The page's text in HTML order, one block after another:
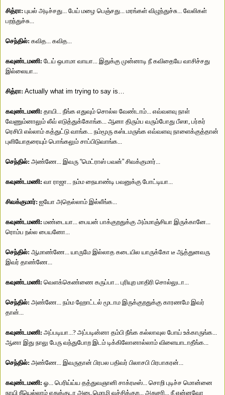
சித்ரா: புயல் அடிச்சது... பேய் மழை பெஞ்சது... மரங்கள் விழுந்துச்சு... வேலிகள்
பறந்துச்சு...
செந்தில்: கவித... கவித...
கவுண்டமணி: டேய் ஒபாமா வாயா... இதுக்கு முன்னாடி நீ கவிதையே வாசிச்சது
இல்லையா...
சித்ரா: Actually what im trying to say is…
கவுண்டமணி: தாயி... நீங்க எதுவும் சொல்ல வேண்டாம்... எவ்வளவு நாள்
வேணும்னாலும் லீவ் எடுத்துக்கோங்க... ஆனா திரும்ப வரும்போது பீஸா, பர்கர்
ரெசிபி எல்லாம் கத்துட்டு வாங்க... நம்மூரு கஸ்டமருங்க எவ்வளவு நாளைக்குத்தான்
புளியோதரையும் பொங்கலும் சாப்பிடுவாங்க...
செந்தில்: அண்ணே... இவரு “மெட்ராஸ் பவன்” சிவக்குமார்...
கவுண்டமணி: வா ராஜா... நம்ம நையாண்டி பவனுக்கு போட்டியா...
சிவக்குமார்: ஐயோ அதெல்லாம் இல்லீங்க...
கவுண்டமணி: மண்டையா... பையன் பாக்குறதுக்கு அம்மாஞ்சியா இருக்கானே...
ரொம்ப நல்ல பையனோ...
செந்தில்: ஆமாண்ணே... யாருமே இல்லாத கடையில யாருக்கோ டீ ஆத்துனவரு
இவர் தாண்ணே...
கவுண்டமணி: வெளக்கெண்ணை கருப்பா... புரியுற மாதிரி சொல்லுடா...
செந்தில்: அண்ணே... நம்ம ஹோட்டல் மூடாம இருக்குறதுக்கு காரணமே இவர்
தான்...
கவுண்டமணி: அப்படியா...? அப்படின்னா தம்பி நீங்க கல்லாவுல போய் உக்காருங்க...
ஆனா இது நாலு பேரு வந்துபோற இடம் டிக்கிலோனால்லாம் விளையாடாதீங்க...
செந்தில்: அண்ணே... இவருதான் பிரபல பதிவர் பிலாசபி பிரபாகரன்...
கவுண்டமணி: ஓ... பெரிய்ய்ய தத்துவஞானி சாக்ரடீஸ்... சொறி புடிச்ச மொன்னை
நாயி நீயெல்லாம் எதுக்குடா அடைமொழி வச்சிக்குற... அதுசரி... நீ என்னவோ